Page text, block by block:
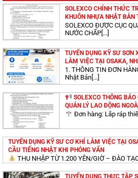
TUYỂN DỤNG KỸ SƯ
BẢN (LƯƠNG CAO, MIỄN
TUYỂN DỤNG KỸ SƯ
AICHIKEN, MIEKEN –
TUYỂN DỤNG KỸ SƯ CƠ
SHIMANEKEN – NHẬT
TẠO TIẾNG)
TUYỂN DỤNG KỸ SƯ
NHẬT BẢN (LƯƠNG CAO,
SOLEXCO CHÍNH THỨC
KHUÔN NHỰA NHẬT BẢN
QUẢN LÝ LAO ĐỘNG
SOLEXCO ĐƯỢC CỤC
NƯỚC CHẤP[...]
TUYỂN DỤNG KỸ SƯ SƠN
LÀM VIỆC TẠI OSAKA,
(MIỄN PHÍ ĐÀO TẠO
1. THÔNG TIN ĐƠN
Nhật Bản[...]
SOLEXCO THÔNG
QUẢN LÝ LAO ĐỘNG
Đơn hàng: Lắp ráp
TUYỂN DỤNG KỸ SƯ CƠ KHÍ LÀM VIỆC TẠI
CẦU TIẾNG NHẬT KHI PHỎNG VẤN
THU NHẬP TỪ 1.200 YÊN/GIỜ – ĐÀO
TUYỂN DỤNG THỰC TẬP